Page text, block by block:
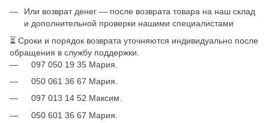
Или возврат денег — после возврата товара на наш склад
и дополнительной проверки нашими специалистами
⏳ Сроки и порядок возврата уточняются индивидуально после
обращения в службу поддержки.
097 050 19 35 Мария.
050 061 36 67 Мария.
097 013 14 52 Максим.
050 601 36 67 Мария.